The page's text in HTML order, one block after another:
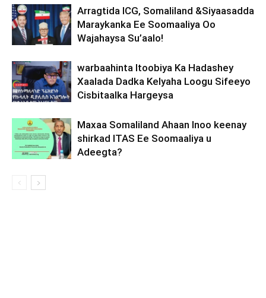
Arragtida ICG, Somaliland &Siyaasadda
Maraykanka Ee Soomaaliya Oo
Wajahaysa Su’aalo!
warbaahinta Itoobiya Ka Hadashey
Xaalada Dadka Kelyaha Loogu Sifeeyo
Cisbitaalka Hargeysa
Maxaa Somaliland Ahaan Inoo keenay
shirkad ITAS Ee Soomaaliya u
Adeegta?